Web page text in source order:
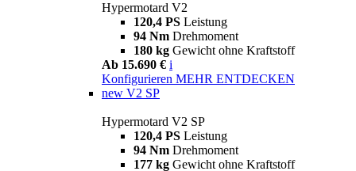
Hypermotard V2
120,4 PS Leistung
94 Nm Drehmoment
180 kg Gewicht ohne Kraftstoff
Ab 15.690 € i
Konfigurieren MEHR ENTDECKEN
new V2 SP
Hypermotard V2 SP
120,4 PS Leistung
94 Nm Drehmoment
177 kg Gewicht ohne Kraftstoff